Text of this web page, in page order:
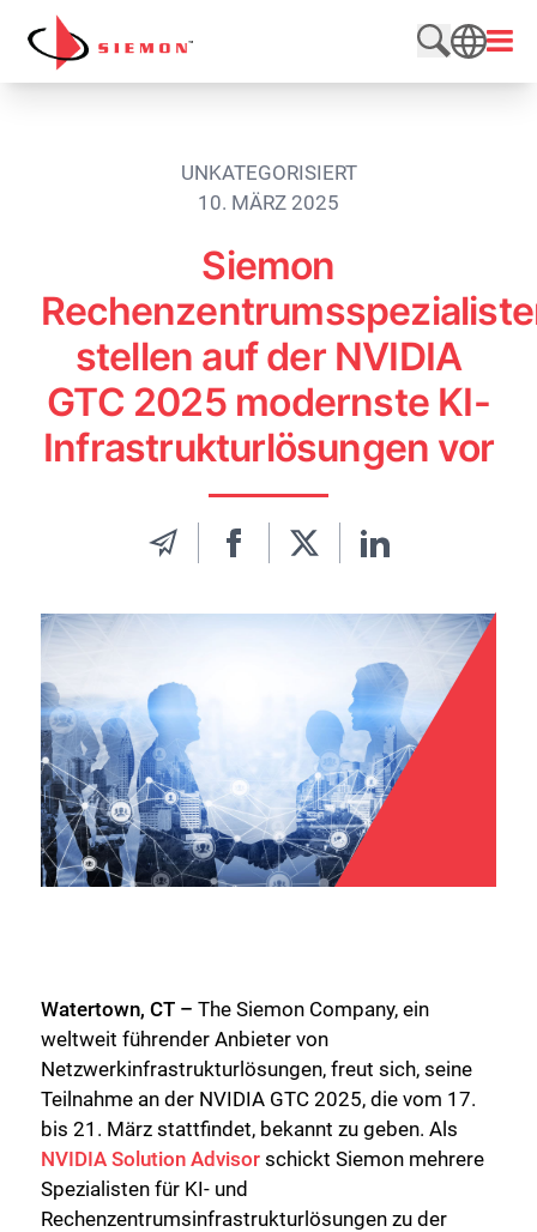
Direkt zum Inhalt wechseln
Website
SEARCH
UNKATEGORISIERT
10. MÄRZ 2025
Siemon
stellen auf der NVIDIA
GTC 2025 modernste KI-
Infrastrukturlösungen vor
Watertown, CT – The Siemon Company, ein
weltweit führender Anbieter von
Netzwerkinfrastrukturlösungen, freut sich, seine
Teilnahme an der NVIDIA GTC 2025, die vom 17.
bis 21. März stattfindet, bekannt zu geben. Als
NVIDIA Solution Advisor schickt Siemon mehrere
Spezialisten für KI- und
Rechenzentrumsinfrastrukturlösungen zu der